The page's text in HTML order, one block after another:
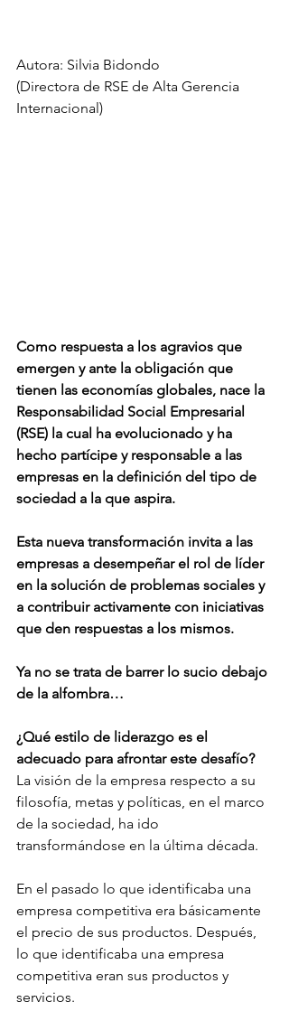
Autora: Silvia Bidondo
(Directora de RSE de Alta Gerencia
Internacional)
Como respuesta a los agravios que
emergen y ante la obligación que
tienen las economías globales, nace la
Responsabilidad Social Empresarial
(RSE) la cual ha evolucionado y ha
hecho partícipe y responsable a las
empresas en la definición del tipo de
sociedad a la que aspira.
Esta nueva transformación invita a las
empresas a desempeñar el rol de líder
en la solución de problemas sociales y
a contribuir activamente con iniciativas
que den respuestas a los mismos.
Ya no se trata de barrer lo sucio debajo
de la alfombra…
¿Qué estilo de liderazgo es el
adecuado para afrontar este desafío?
La visión de la empresa respecto a su
filosofía, metas y políticas, en el marco
de la sociedad, ha ido
transformándose en la última década.
En el pasado lo que identificaba una
empresa competitiva era básicamente
el precio de sus productos. Después,
lo que identificaba una empresa
competitiva eran sus productos y
servicios.